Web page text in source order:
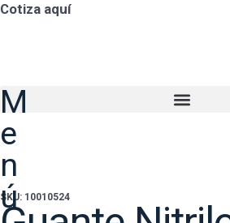
Cotiza aquí
M
e
n
ú
SKU: 10010524